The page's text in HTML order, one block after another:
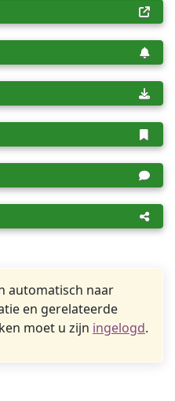
automatisch naar
en gerelateerde
moet u zijn ingelogd.